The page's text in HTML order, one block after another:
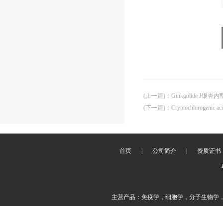
(上一篇) ： Ginkgolide J银杏内
(下一篇) ： Cryptochlorogenic
首页 公司简介 资质证书
主营产品：免疫学，细胞学，分子生物学